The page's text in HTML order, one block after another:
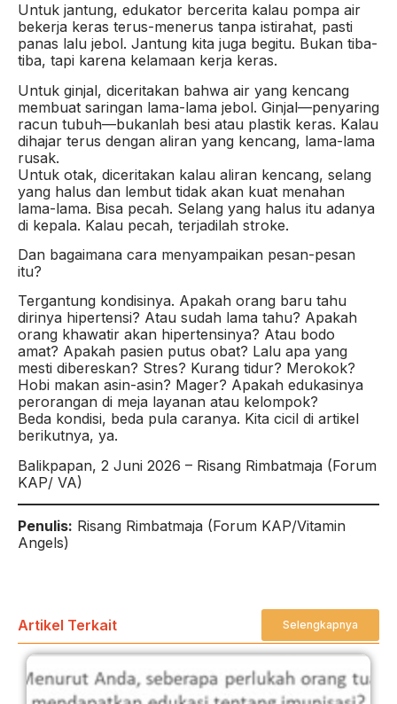
Untuk jantung, edukator bercerita kalau pompa air
bekerja keras terus-menerus tanpa istirahat, pasti
panas lalu jebol. Jantung kita juga begitu. Bukan tiba-
tiba, tapi karena kelamaan kerja keras.
Untuk ginjal, diceritakan bahwa air yang kencang
membuat saringan lama-lama jebol. Ginjal—penyaring
racun tubuh—bukanlah besi atau plastik keras. Kalau
dihajar terus dengan aliran yang kencang, lama-lama
rusak.
Untuk otak, diceritakan kalau aliran kencang, selang
yang halus dan lembut tidak akan kuat menahan
lama-lama. Bisa pecah. Selang yang halus itu adanya
di kepala. Kalau pecah, terjadilah stroke.
Dan bagaimana cara menyampaikan pesan-pesan
itu?
Tergantung kondisinya. Apakah orang baru tahu
dirinya hipertensi? Atau sudah lama tahu? Apakah
orang khawatir akan hipertensinya? Atau bodo
amat? Apakah pasien putus obat? Lalu apa yang
mesti dibereskan? Stres? Kurang tidur? Merokok?
Hobi makan asin-asin? Mager? Apakah edukasinya
perorangan di meja layanan atau kelompok?
Beda kondisi, beda pula caranya. Kita cicil di artikel
berikutnya, ya.
Balikpapan, 2 Juni 2026 – Risang Rimbatmaja (Forum
KAP/ VA)
Penulis: Risang Rimbatmaja (Forum KAP/Vitamin
Angels)
Artikel Terkait Selengkapnya